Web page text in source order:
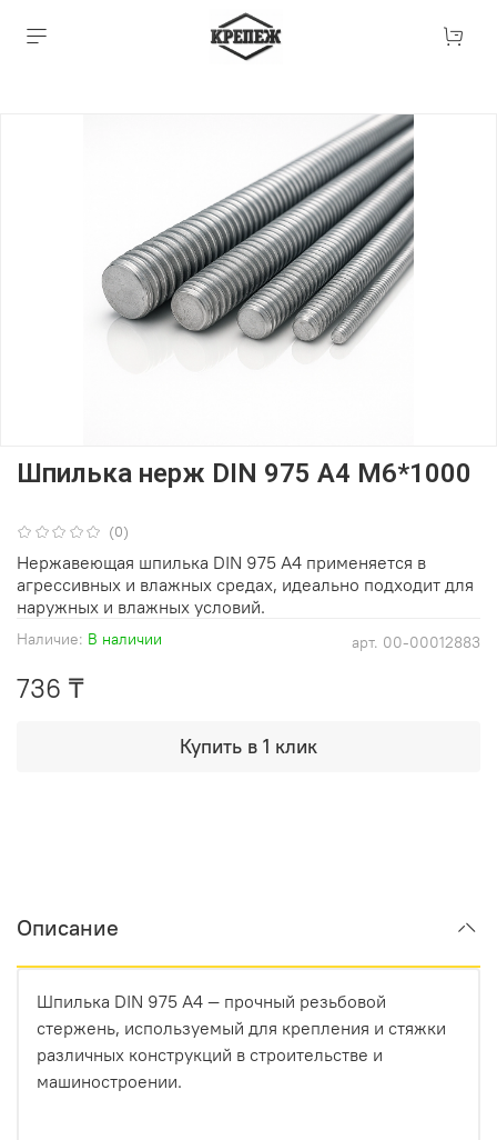
(0)
арт. 00-00012883
Наличие: В наличии
Шпилька нерж DIN 975 А4 М6*1000
736 ₸
Купить в 1 клик
Нержавеющая шпилька DIN 975 А4 применяется в
агрессивных и влажных средах, идеально подходит для
наружных и влажных условий.
Описание
Шпилька DIN 975 А4 — прочный резьбовой
стержень, используемый для крепления и стяжки
различных конструкций в строительстве и
машиностроении.